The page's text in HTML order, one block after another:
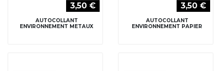
3,50 €
AUTOCOLLANT
ENVIRONNEMENT METAUX
3,50 €
AUTOCOLLANT
ENVIRONNEMENT PAPIER